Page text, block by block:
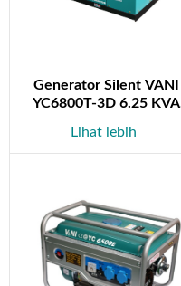
Generator Silent VANI
YC6800T-3D 6.25 KVA
Lihat lebih